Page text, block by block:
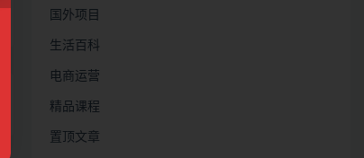
国外项目
生活百科
电商运营
精品课程
置顶文章